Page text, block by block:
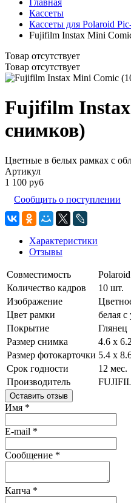
Главная
Кассеты
Кассеты для Polaroid
Fujifilm Instax Mini
Товар отсутствует
Товар отсутствует
Fujifilm
снимков)
Цветные в белых рамках с
Артикул
1 100 руб
Сообщить о поступлении
Характеристики
Отзывы
Совместимость
Количество кадров
10 шт.
Изображение
Цвет рамки
белая с
Покрытие
Глянец
Размер снимка
4.6 х
Размер фотокарточки 5.4 х
Срок годности
12 мес.
Производитель
Оставить отзыв
Имя *
E-mail *
Сообщение *
Капча *